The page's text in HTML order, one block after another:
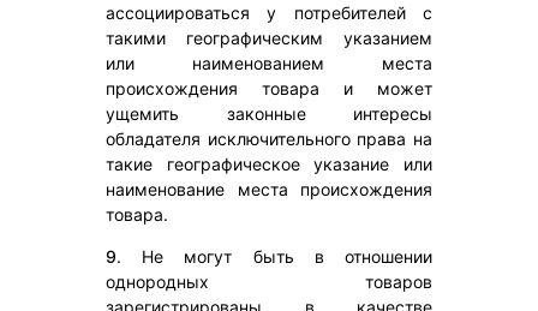
ассоциироваться у потребителей с
такими географическим указанием
или наименованием места
происхождения товара и может
ущемить законные интересы
обладателя исключительного права на
такие географическое указание или
наименование места происхождения
товара.
9. Не могут быть в отношении
однородных товаров
зарегистрированы в качестве